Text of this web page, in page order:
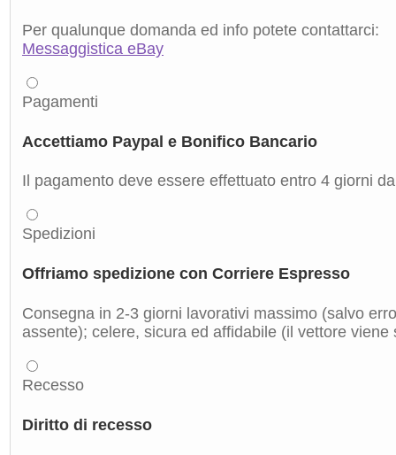
Per qualunque domanda ed info potete contattarci:
Messaggistica eBay
Pagamenti
Accettiamo Paypal e Bonifico Bancario
Il pagamento deve essere effettuato entro 4 giorni
Spedizioni
Offriamo spedizione con Corriere Espresso
Consegna in 2-3 giorni lavorativi massimo (salvo
assente); celere, sicura ed affidabile (il vettore
Recesso
Diritto di recesso